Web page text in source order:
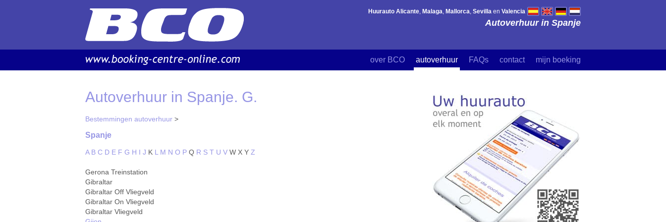
Autoverhuur in Spanje. G.
Bestemmingen autoverhuur >
Spanje
A B C D E F G H I J K L M N O P Q R S T U V W X Y Z
Gerona Treinstation
Gibraltar
Gibraltar Off Vliegveld
Gibraltar On Vliegveld
Gibraltar Vliegveld
Autoverhuur in Spanje
Huurauto Alicante, Malaga, Mallorca, Sevilla en Valencia
over BCO autoverhuur FAQs contact mijn boeking